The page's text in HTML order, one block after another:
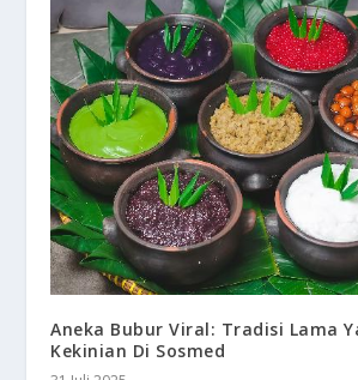
Aneka Bubur Viral: Tradisi Lama
Kekinian Di Sosmed